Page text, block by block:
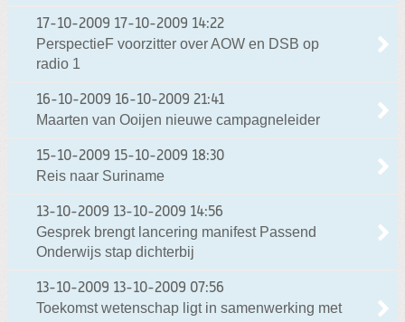
17-10-2009 17-10-2009 14:22
PerspectieF voorzitter over AOW en DSB op
radio 1
16-10-2009 16-10-2009 21:41
Maarten van Ooijen nieuwe campagneleider
15-10-2009 15-10-2009 18:30
Reis naar Suriname
13-10-2009 13-10-2009 14:56
Gesprek brengt lancering manifest Passend
Onderwijs stap dichterbij
13-10-2009 13-10-2009 07:56
Toekomst wetenschap ligt in samenwerking met